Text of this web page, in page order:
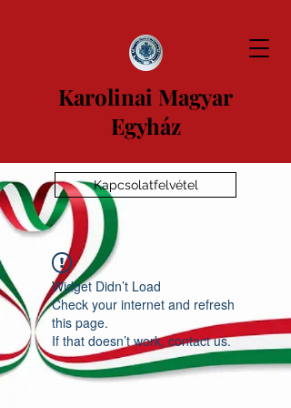
Karolinai Magyar
Egyház
Kapcsolatfelvétel
Widget Didn’t Load
Check your internet and refresh
this page.
If that doesn’t work, contact us.